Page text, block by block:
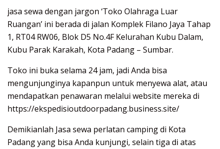
jasa sewa dengan jargon ‘Toko Olahraga Luar
Ruangan’ ini berada di jalan Komplek Filano Jaya Tahap
1, RT04 RW06, Blok D5 No.4F Kelurahan Kubu Dalam,
Kubu Parak Karakah, Kota Padang – Sumbar.
Toko ini buka selama 24 jam, jadi Anda bisa
mengunjunginya kapanpun untuk menyewa alat, atau
mendapatkan penawaran melalui website mereka di
https://ekspedisioutdoorpadang.business.site/
Demikianlah Jasa sewa perlatan camping di Kota
Padang yang bisa Anda kunjungi, selain tiga di atas